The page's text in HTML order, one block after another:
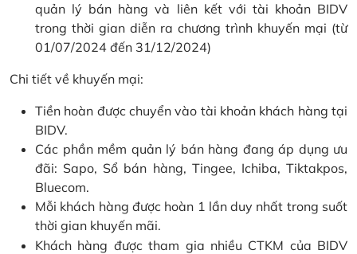
quản lý bán hàng và liên kết với tài khoản BIDV
trong thời gian diễn ra chương trình khuyến mại (từ
01/07/2024 đến 31/12/2024)
Chi tiết về khuyến mại:
Tiền hoàn được chuyển vào tài khoản khách hàng tại
BIDV.
Các phần mềm quản lý bán hàng đang áp dụng ưu
đãi: Sapo, Sổ bán hàng, Tingee, Ichiba, Tiktakpos,
Bluecom.
Mỗi khách hàng được hoàn 1 lần duy nhất trong suốt
thời gian khuyến mãi.
Khách hàng được tham gia nhiều CTKM của BIDV